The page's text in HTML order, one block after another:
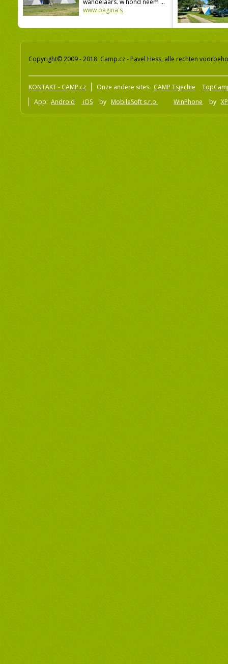
wandelaars. w hond neem ...
www pagina's
Copyright© 2009 - 2018 Camp.cz - Pavel Hess, alle rechten
KONTAKT - CAMP.cz Onze andere sites: CAMP Tsjechië
App: Android iOS by MobileSoft s.r.o WinPhone by